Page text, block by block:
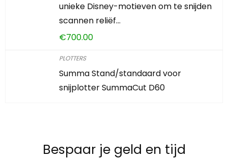
unieke Disney-motieven om te snijden
scannen reliëf…
€700.00
PLOTTERS
Summa Stand/standaard voor
snijplotter SummaCut D60
Bespaar je geld en tijd